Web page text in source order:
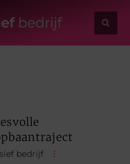
bedrijf